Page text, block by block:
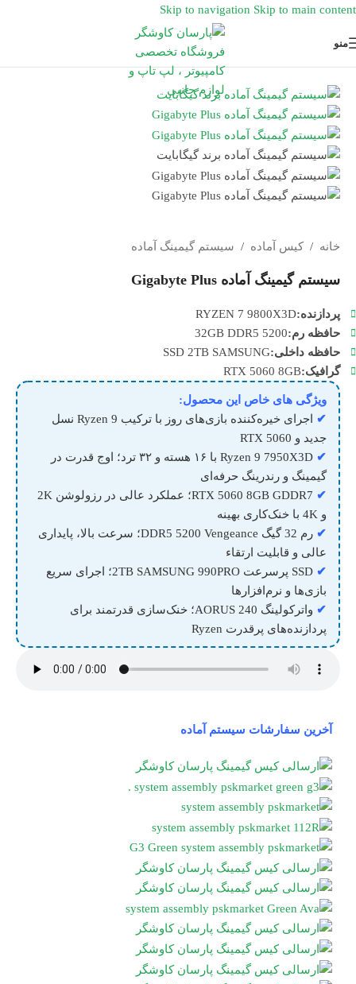
Skip to navigation Skip to main content
منو
خانه / کیس آماده / سیستم گیمینگ آماده
سیستم گیمینگ آماده Gigabyte Plus
پردازنده:RYZEN 7 9800X3D
حافظه رم:32GB DDR5 5200
حافظه داخلی:SSD 2TB SAMSUNG
گرافیک:RTX 5060 8GB
ویژگی های خاص این محصول:
✔
اجرای خیره‌کننده بازی‌های روز با ترکیب Ryzen 9 نسل
جدید و RTX 5060
✔
Ryzen 9 7950X3D با ۱۶ هسته و ۳۲ ترد؛ اوج قدرت در
گیمینگ و رندرینگ حرفه‌ای
✔
RTX 5060 8GB GDDR7؛ عملکرد عالی در رزولوشن 2K
و 4K با خنک‌کاری بهینه
✔
رم 32 گیگ DDR5 5200 Vengeance؛ سرعت بالا، پایداری
عالی و قابلیت ارتقاء
✔
SSD پرسرعت 2TB SAMSUNG 990PRO؛ اجرای سریع
بازی‌ها و نرم‌افزارها
✔
واترکولینگ AORUS 240؛ خنک‌سازی قدرتمند برای
پردازنده‌های پرقدرت Ryzen
آخرین سفارشات سیستم آماده